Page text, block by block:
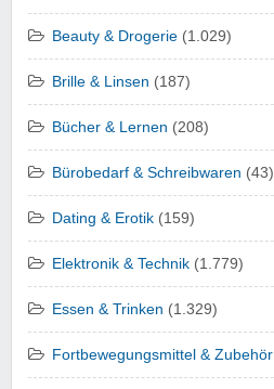
Beauty & Drogerie (1.029)
Brille & Linsen (187)
Bücher & Lernen (208)
Bürobedarf & Schreibwaren (43)
Dating & Erotik (159)
Elektronik & Technik (1.779)
Essen & Trinken (1.329)
Fortbewegungsmittel & Zubehör